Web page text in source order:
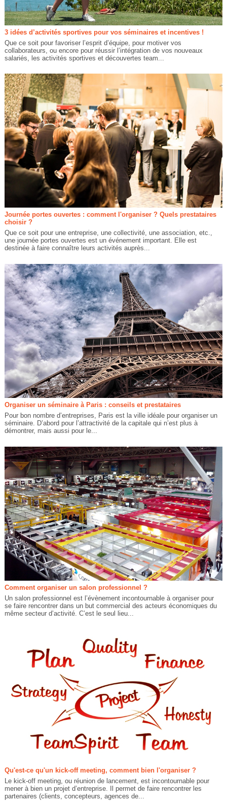
3 idées d’activités sportives pour vos séminaires et incentives !
Que ce soit pour favoriser l’esprit d’équipe, pour motiver vos
collaborateurs, ou encore pour réussir l’intégration de vos nouveaux
salariés, les activités sportives et découvertes team...
Journée portes ouvertes : comment l'organiser ? Quels prestataires
choisir ?
Que ce soit pour une entreprise, une collectivité, une association, etc.,
une journée portes ouvertes est un événement important. Elle est
destinée à faire connaître leurs activités auprès...
Organiser un séminaire à Paris : conseils et prestataires
Pour bon nombre d’entreprises, Paris est la ville idéale pour organiser un
séminaire. D’abord pour l’attractivité de la capitale qui n’est plus à
démontrer, mais aussi pour le...
Comment organiser un salon professionnel ?
Un salon professionnel est l’évènement incontournable à organiser pour
se faire rencontrer dans un but commercial des acteurs économiques du
même secteur d’activité. C’est le seul lieu...
Qu'est-ce qu'un kick-off meeting, comment bien l'organiser ?
Le kick-off meeting, ou réunion de lancement, est incontournable pour
mener à bien un projet d’entreprise. Il permet de faire rencontrer les
partenaires (clients, concepteurs, agences de...